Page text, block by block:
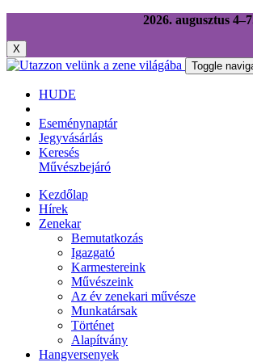
2026. augusztus
X
Toggle
HUDE
Eseménynaptár
Jegyvásárlás
Keresés
Művészbejáró
Kezdőlap
Hírek
Zenekar
Bemutatkozás
Igazgató
Karmestereink
Művészeink
Az év zenekari művésze
Munkatársak
Történet
Alapítvány
Hangversenyek